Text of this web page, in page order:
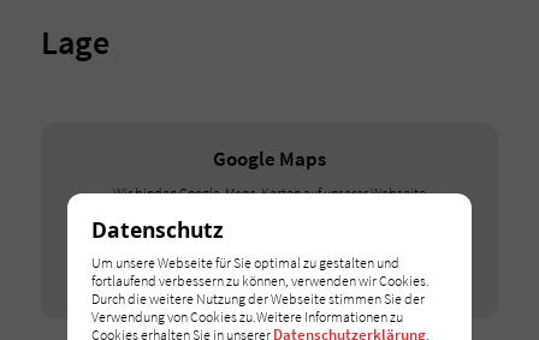
Lage
Google Maps
Wir binden Google-Maps-Karten auf unserer Webseite
Ich stimme zu
Datenschutz
Um unsere Webseite für Sie optimal zu gestalten und
fortlaufend verbessern zu können, verwenden wir Cookies.
Durch die weitere Nutzung der Webseite stimmen Sie der
Verwendung von Cookies zu.Weitere Informationen zu
Cookies erhalten Sie in unserer Datenschutzerklärung